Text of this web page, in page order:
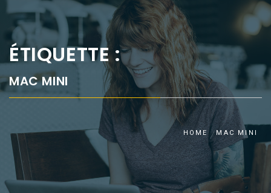
ÉTIQUETTE :
MAC MINI
HOME MAC MINI